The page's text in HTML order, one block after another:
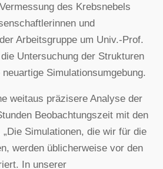
des Krebsnebels
und
Arbeitsgruppe um Univ.-Prof.
Untersuchung der Strukturen
Simulationsumgebung.
weitaus präzisere Analyse der
Beobachtungszeit mit den
Simulationen, die wir für die
werden üblicherweise vor den
In unserer